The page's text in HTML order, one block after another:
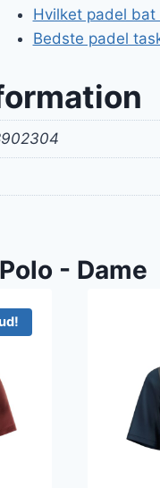
Hvilket padel
Bedste padel
- Dame